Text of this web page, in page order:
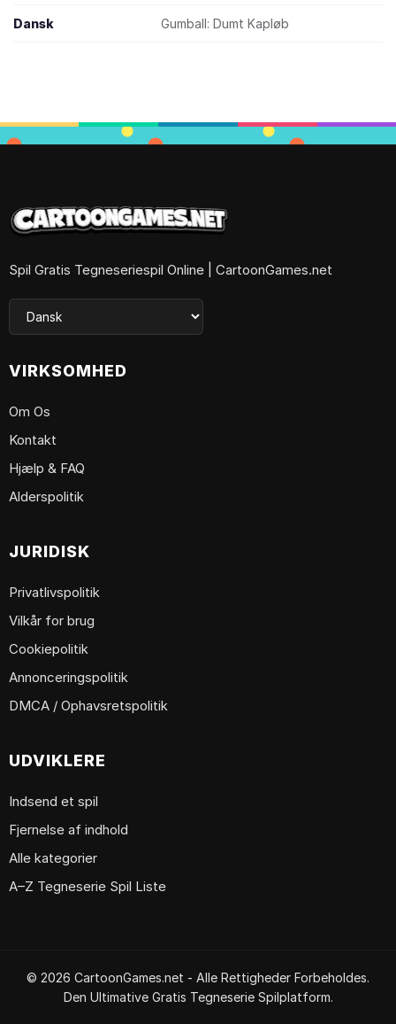
Dansk Gumball: Dumt Kapløb
Spil Gratis Tegneseriespil Online | CartoonGames.net
VIRKSOMHED
Om Os
Kontakt
Hjælp & FAQ
Alderspolitik
JURIDISK
Privatlivspolitik
Vilkår for brug
Cookiepolitik
Annonceringspolitik
DMCA / Ophavsretspolitik
UDVIKLERE
Indsend et spil
Fjernelse af indhold
Alle kategorier
A–Z Tegneserie Spil Liste
© 2026 CartoonGames.net - Alle Rettigheder Forbeholdes.
Den Ultimative Gratis Tegneserie Spilplatform.